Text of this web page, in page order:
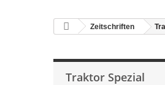
Zeitschriften
Traktor Spezial